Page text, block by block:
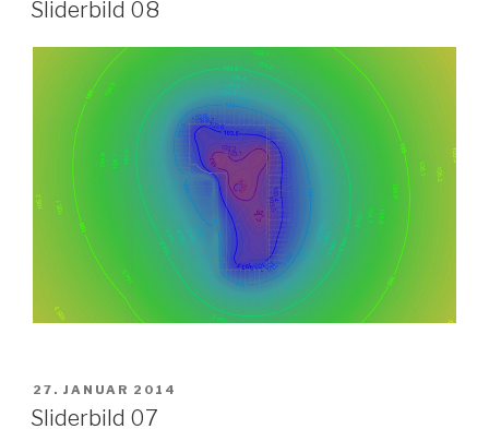
Sliderbild 08
VERÖFFENTLICHT
AM
27. JANUAR 2014
Sliderbild 07